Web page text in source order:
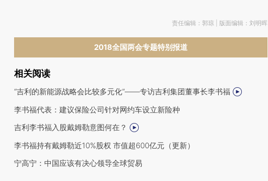
责任编辑：郭琼 | 版面编辑：刘明晖
2018全国两会专题特别报道
相关阅读
“吉利的新能源战略会比较多元化”——专访吉利集团董事长李书福
李书福代表：建议保险公司针对网约车设立新险种
吉利李书福入股戴姆勒意图何在？
李书福持有戴姆勒近10%股权 市值超600亿元（更新）
宁高宁：中国应该有决心领导全球贸易